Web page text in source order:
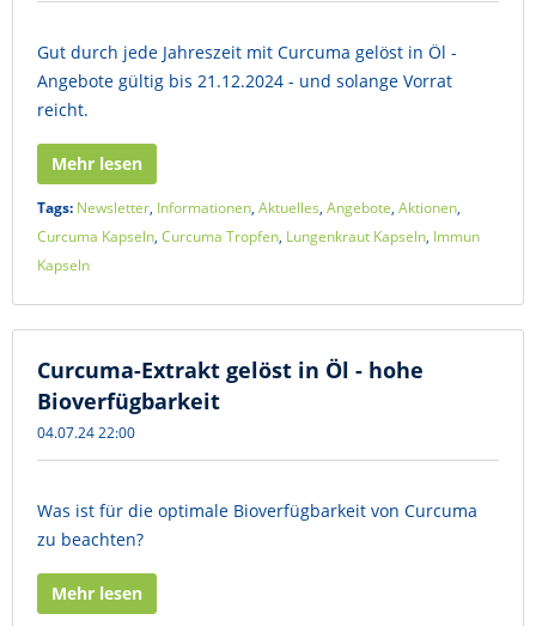
Gut durch jede Jahreszeit mit Curcuma gelöst in Öl -
Angebote gültig bis 21.12.2024 - und solange Vorrat
reicht.
Mehr lesen
Tags: Newsletter, Informationen, Aktuelles, Angebote, Aktionen,
Curcuma Kapseln, Curcuma Tropfen, Lungenkraut Kapseln, Immun
Kapseln
Curcuma-Extrakt gelöst in Öl - hohe
Bioverfügbarkeit
04.07.24 22:00
Was ist für die optimale Bioverfügbarkeit von Curcuma
zu beachten?
Mehr lesen